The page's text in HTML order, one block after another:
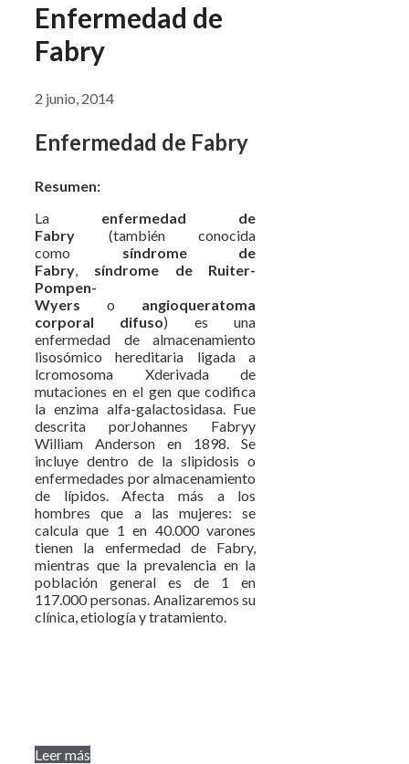
Enfermedad de
Fabry
2 junio, 2014
Enfermedad de Fabry
Resumen:
La enfermedad de
Fabry (también conocida
como síndrome de
Fabry, síndrome de Ruiter-
Pompen-
Wyerso angioqueratoma
corporal difuso) es una
enfermedad de almacenamiento
lisosómico hereditaria ligada a
lcromosoma Xderivada de
mutaciones en el gen que codifica
la enzima alfa-galactosidasa. Fue
descrita porJohannes Fabryy
William Anderson en 1898. Se
incluye dentro de la slipidosis o
enfermedades por almacenamiento
de lípidos. Afecta más a los
hombres que a las mujeres: se
calcula que 1 en 40.000 varones
tienen la enfermedad de Fabry,
mientras que la prevalencia en la
población general es de 1 en
117.000 personas. Analizaremos su
clínica, etiología y tratamiento.
Leer más